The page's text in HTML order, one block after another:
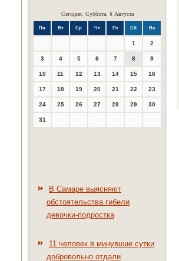
Сегодня: Суббота, 8 Августа
Пн Вт Ср Чт Пт Сб Вс
1 2
3 4 5 6 7 8 9
10 11 12 13 14 15 16
17 18 19 20 21 22 23
24 25 26 27 28 29 30
31
В Самаре выясняют
обстоятельства гибели
девочки-подростка
11 человек в минувшие сутки
добровольно отдали